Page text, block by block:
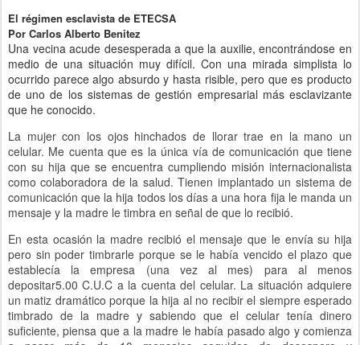
El régimen esclavista de ETECSA
Por Carlos Alberto Benitez
Una vecina acude desesperada a que la auxilie, encontrándose en
medio de una situación muy difícil. Con una mirada simplista lo
ocurrido parece algo absurdo y hasta risible, pero que es producto
de uno de los sistemas de gestión empresarial más esclavizante
que he conocido.
La mujer con los ojos hinchados de llorar trae en la mano un
celular. Me cuenta que es la única vía de comunicación que tiene
con su hija que se encuentra cumpliendo misión internacionalista
como colaboradora de la salud. Tienen implantado un sistema de
comunicación que la hija todos los días a una hora fija le manda un
mensaje y la madre le timbra en señal de que lo recibió.
En esta ocasión la madre recibió el mensaje que le envía su hija
pero sin poder timbrarle porque se le había vencido el plazo que
establecía la empresa (una vez al mes) para al menos
depositar5.00 C.U.C a la cuenta del celular. La situación adquiere
un matiz dramático porque la hija al no recibir el siempre esperado
timbrado de la madre y sabiendo que el celular tenía dinero
suficiente, piensa que a la madre le había pasado algo y comienza